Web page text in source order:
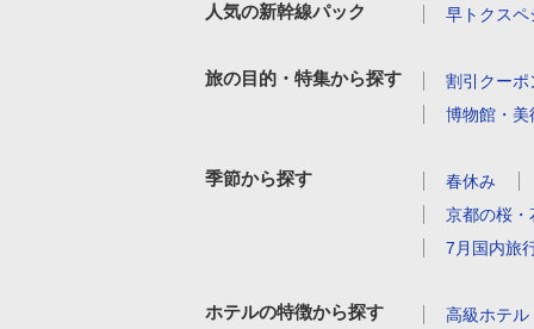
人気の新幹線パック 早トクスペ
旅の目的・特集から探す
割引クーポ
博物館・美
季節から探す
春休み
京都の桜・
7月国内旅
ホテルの特徴から探す 高級ホテル